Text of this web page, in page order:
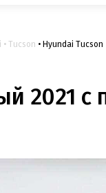
Tucson Hyundai Tucson
2021 с